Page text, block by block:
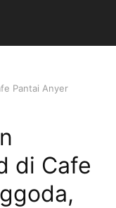
Pantai Anyer
di Cafe